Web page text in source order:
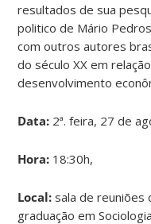
resultados de sua
politico de Mário
com outros autores
do século XX em
desenvolvimento
Data: 2ª. feira, 27 de
Hora: 18:30h,
Local: sala de reuniões
graduação em